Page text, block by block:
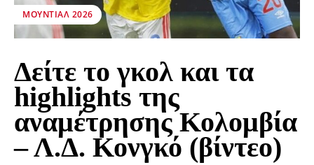
ΜΟΥΝΤΙΆΛ 2026
Δείτε το γκολ και τα
highlights της
αναμέτρησης Κολομβία
– Λ.Δ. Κονγκό (βίντεο)